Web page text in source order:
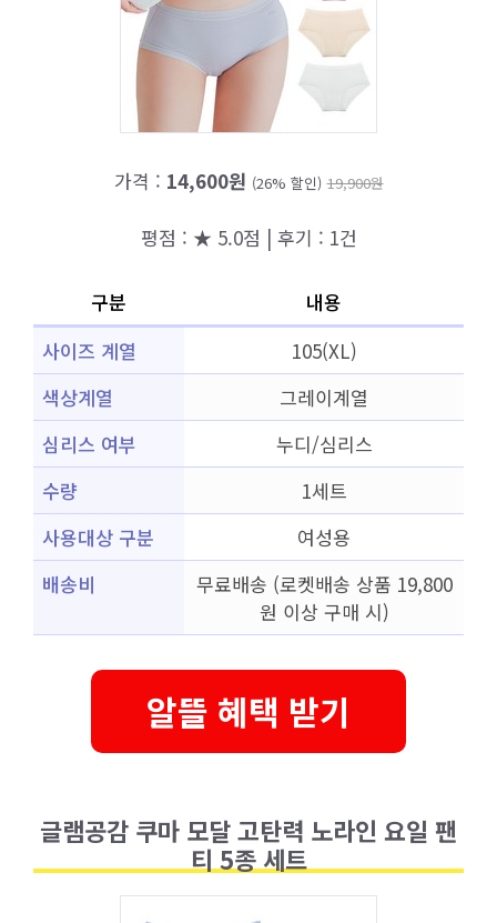
가격 : 14,600원 (26% 할인) 19,900원
평점 : ★ 5.0점 | 후기 : 1건
구분
내용
사이즈 계열
105(XL)
색상계열
그레이계열
심리스 여부
누디/심리스
수량
1세트
사용대상 구분
여성용
배송비
무료배송 (로켓배송 상품 19,800
원 이상 구매 시)
알뜰 혜택 받기
글램공감 쿠마 모달 고탄력 노라인 요일 팬
티 5종 세트